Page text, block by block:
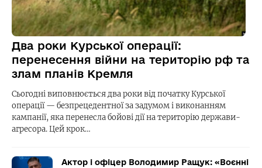
Два роки Курської операції:
перенесення війни на територію рф та
злам планів Кремля
Сьогодні виповнюється два роки від початку Курської
операції — безпрецедентної за задумом і виконанням
кампанії, яка перенесла бойові дії на територію держави-
агресора. Цей крок…
Актор і офіцер Володимир Ращук: «Воєнні